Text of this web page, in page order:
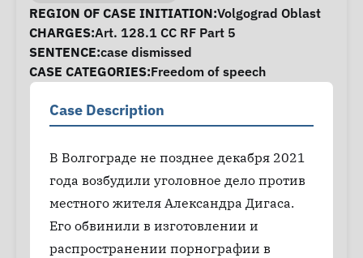
Case Information
REGION OF CASE INITIATION:Volgograd Oblast
CHARGES:Art. 128.1 CC RF Part 5
SENTENCE:case dismissed
CASE CATEGORIES:Freedom of speech
Case Description
В Волгограде не позднее декабря 2021
года возбудили уголовное дело против
местного жителя Александра Дигаса.
Его обвинили в изготовлении и
распространении порнографии в